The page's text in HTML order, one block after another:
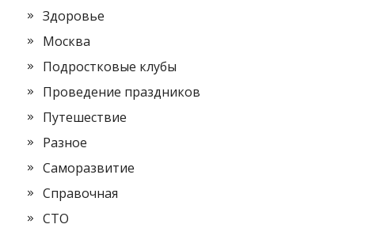
Здоровье
Москва
Подростковые клубы
Проведение праздников
Путешествие
Разное
Саморазвитие
Справочная
СТО